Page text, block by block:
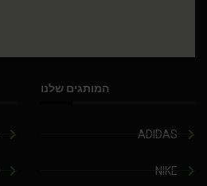
המותגים שלנו
ADIDAS
NIKE